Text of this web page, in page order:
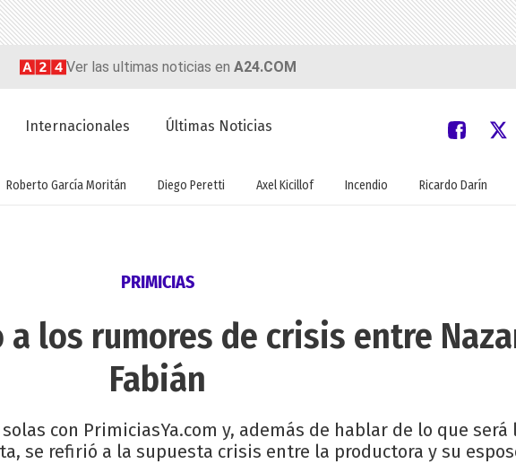
Ver las ultimas noticias en A24.COM
Internacionales Últimas Noticias
Roberto García Moritán Diego Peretti Axel Kicillof Incendio Ricardo Darín
PRIMICIAS
los rumores de crisis entre
Fabián
con PrimiciasYa.com y, además de hablar de lo que será
se refirió a la supuesta crisis entre la productora y su